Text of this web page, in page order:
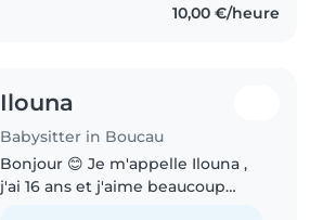
l'aise avec les enfants. J'aime..
10,00 €/heure
Ilouna
Babysitter in Boucau
Bonjour 😊 Je m'appelle Ilouna ,
j'ai 16 ans et j'aime beaucoup